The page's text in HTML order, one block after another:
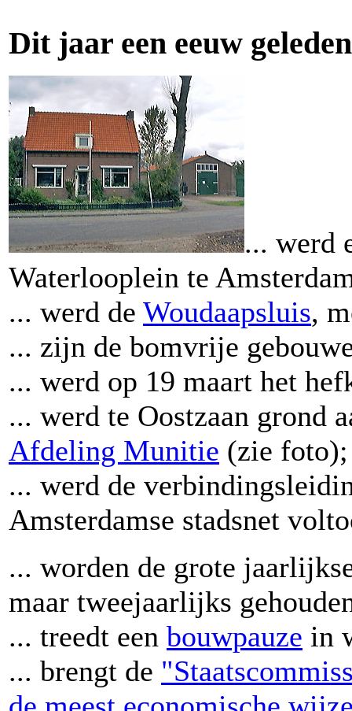
Dit jaar een eeuw
... werd
Waterlooplein te
... werd de Woudaapsluis,
... zijn de bomvrije
... werd op 19 maart het
... werd te Oostzaan grond
Afdeling Munitie (zie foto);
... werd de
Amsterdamse stadsnet
... worden de grote
maar tweejaarlijks
... treedt een bouwpauze in
... brengt de